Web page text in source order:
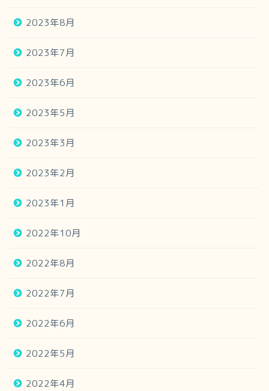
2023年8月
2023年7月
2023年6月
2023年5月
2023年3月
2023年2月
2023年1月
2022年10月
2022年8月
2022年7月
2022年6月
2022年5月
2022年4月